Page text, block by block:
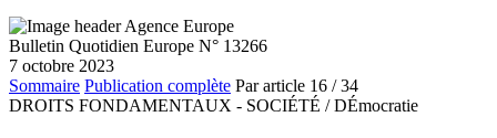
Bulletin Quotidien Europe N° 13266
7 octobre 2023
Sommaire Publication complète Par article 16 / 34
DROITS FONDAMENTAUX - SOCIÉTÉ / DÉmocratie